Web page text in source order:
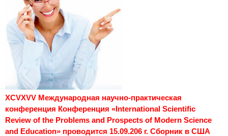
XCVXVV Международная научно-практическая
конференция Конференция «International Scientific
Review of the Problems and Prospects of Modern Science
and Education» проводится 15.09.206 г. Сборник в США